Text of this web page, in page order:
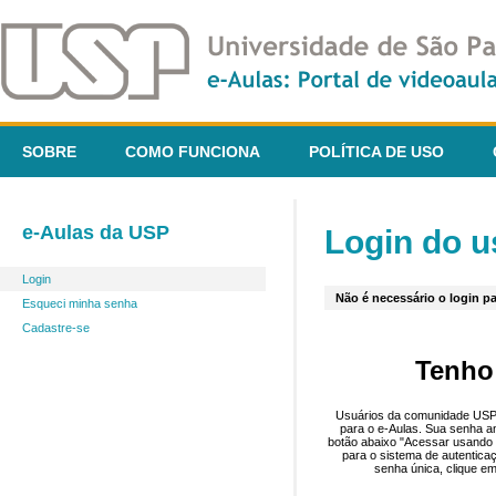
SOBRE COMO FUNCIONA POLÍTICA DE USO
e-Aulas da USP
Login
Esqueci minha senha
Cadastre-se
Login do
Não é necessário o login
Usuários da comunidade
para o e-Aulas. Sua senha
botão abaixo "Acessar
para o sistema de
senha única, clique